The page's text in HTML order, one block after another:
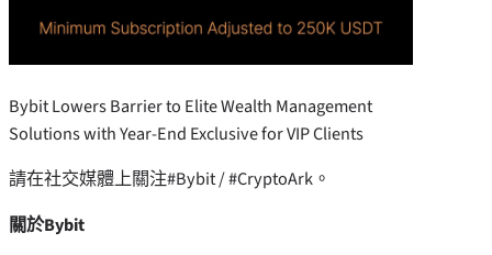
Bybit Lowers Barrier to Elite Wealth Management
Solutions with Year-End Exclusive for VIP Clients
請在社交媒體上關注#Bybit / #CryptoArk。
關於Bybit